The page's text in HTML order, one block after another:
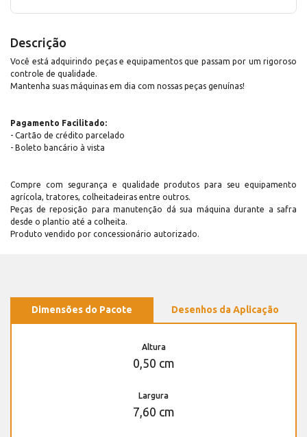
Descrição
Você está adquirindo peças e equipamentos que passam por um rigoroso
controle de qualidade.
Mantenha suas máquinas em dia com nossas peças genuínas!
Pagamento Facilitado:
- Cartão de crédito parcelado
- Boleto bancário à vista
Compre com segurança e qualidade produtos para seu equipamento
agrícola, tratores, colheitadeiras entre outros.
Peças de reposição para manutenção dá sua máquina durante a safra
desde o plantio até a colheita.
Produto vendido por concessionário autorizado.
Dimensões do Pacote Desenhos da Aplicação
Altura
0,50 cm
Largura
7,60 cm